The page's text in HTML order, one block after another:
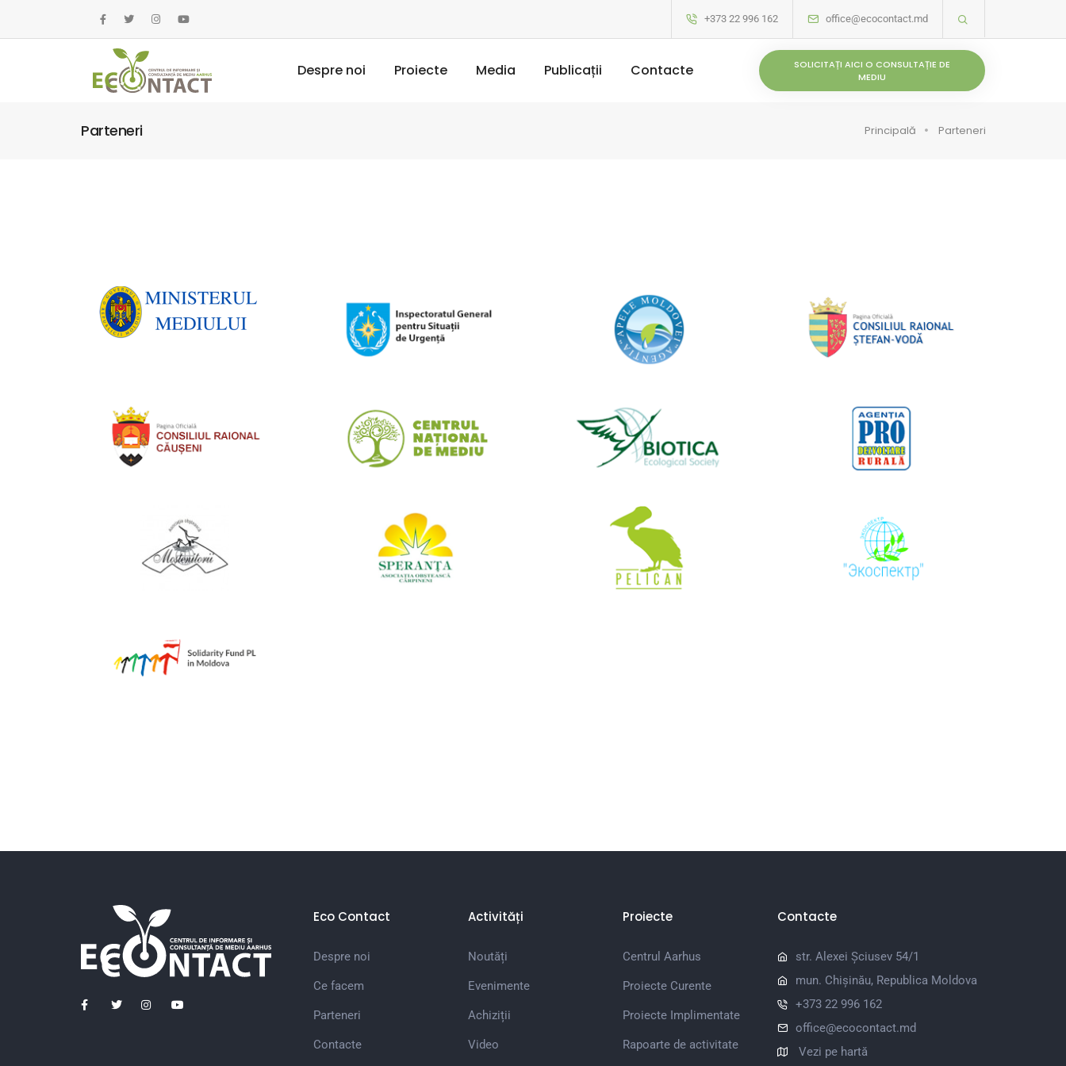
+373 22 996 162 office@ecocontact.md
Despre noi Proiecte Media Publicații Contacte
SOLICITAȚI AICI O CONSULTAȚIE DE
MEDIU
Parteneri Principală Parteneri
Eco Contact
Despre noi
Ce facem
Parteneri
Contacte
Activități
Noutăți
Evenimente
Achiziții
Video
Proiecte
Centrul Aarhus
Proiecte Curente
Proiecte Implimentate
Rapoarte de activitate
Contacte
str. Alexei Șciusev 54/1
mun. Chișinău, Republica Moldova
+373 22 996 162
office@ecocontact.md
Vezi pe hartă